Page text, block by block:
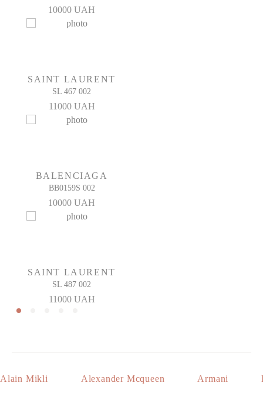
10000 UAH
SAINT LAURENT
SL 467 002
11000 UAH
BALENCIAGA
BB0159S 002
10000 UAH
SAINT LAURENT
SL 487 002
11000 UAH
Alain Mikli Alexander Mcqueen Armani